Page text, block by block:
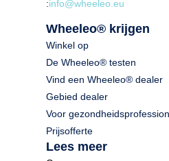
:info@wheeleo.eu
Wheeleo® krijgen
Winkel op
De Wheeleo® testen
Vind een Wheeleo® dealer
Gebied dealer
Voor
Prijsofferte
Lees meer